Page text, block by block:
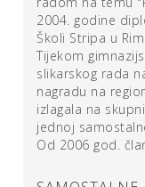
način rada
tehniku. Krajnji
Nataša slikarica
jasno vidljivo
naslonjenog
enformelističkog
diplomirala
2004. godine
Školi Stripa u
Tijekom
slikarskog rada
nagradu na
izlagala na
jednoj
Od 2006 god.